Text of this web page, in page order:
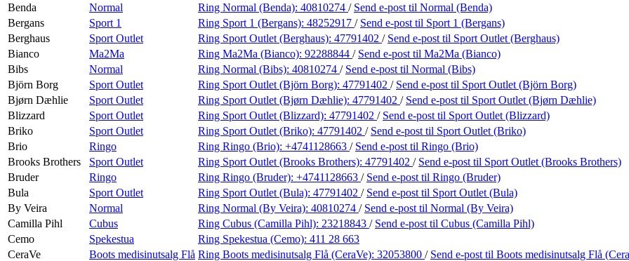
Benda
Normal Ring Normal (Benda): 40810274 / Send e-post til Normal (Benda)
Bergans
Sport 1 Ring Sport 1 (Bergans): 48252917 / Send e-post til Sport 1 (Bergans)
Berghaus
Sport Outlet Ring Sport Outlet (Berghaus): 47791402 / Send e-post til Sport Outlet (Berghaus)
Bianco
Ma2Ma Ring Ma2Ma (Bianco): 92288844 / Send e-post til Ma2Ma (Bianco)
Bibs
Normal Ring Normal (Bibs): 40810274 / Send e-post til Normal (Bibs)
Björn Borg
Sport Outlet Ring Sport Outlet (Björn Borg): 47791402 / Send e-post til Sport Outlet (Björn Borg)
Bjørn Dæhlie
Sport Outlet Ring Sport Outlet (Bjørn Dæhlie): 47791402 / Send e-post til Sport Outlet (Bjørn Dæhlie)
Blizzard
Sport Outlet Ring Sport Outlet (Blizzard): 47791402 / Send e-post til Sport Outlet (Blizzard)
Briko
Sport Outlet Ring Sport Outlet (Briko): 47791402 / Send e-post til Sport Outlet (Briko)
Brio
Ringo Ring Ringo (Brio): +4741128663 / Send e-post til Ringo (Brio)
Brooks Brothers
Sport Outlet Ring Sport Outlet (Brooks Brothers): 47791402 / Send e-post til Sport Outlet (Brooks Brothers)
Bruder
Ringo Ring Ringo (Bruder): +4741128663 / Send e-post til Ringo (Bruder)
Bula
Sport Outlet Ring Sport Outlet (Bula): 47791402 / Send e-post til Sport Outlet (Bula)
By Veira
Normal Ring Normal (By Veira): 40810274 / Send e-post til Normal (By Veira)
Camilla Pihl
Cubus Ring Cubus (Camilla Pihl): 23218843 / Send e-post til Cubus (Camilla Pihl)
Cemo
Spekestua Ring Spekestua (Cemo): 411 28 663
CeraVe
Boots medisinutsalg Flå Ring Boots medisinutsalg Flå (CeraVe): 32053800 / Send e-post til Boots medisinutsalg Flå